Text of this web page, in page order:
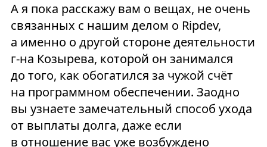
А я пока расскажу вам о вещах, не очень
связанных с нашим делом о Ripdev,
а именно о другой стороне деятельности
г-на Козырева, которой он занимался
до того, как обогатился за чужой счёт
на программном обеспечении. Заодно
вы узнаете замечательный способ ухода
от выплаты долга, даже если
в отношение вас уже возбуждено